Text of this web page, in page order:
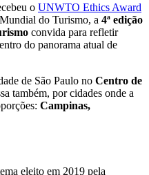
o UNWTO Ethics Award
do Turismo, a 4ª edição
convida para refletir
do panorama atual de
de São Paulo no Centro de
também, por cidades onde a
Campinas,
eleito em 2019 pela